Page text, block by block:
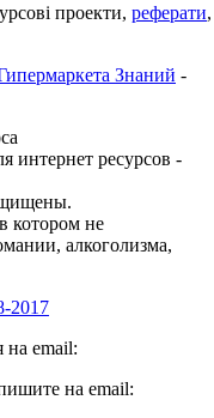
проекти, реферати,
Знаний -
интернет ресурсов -
котором не
алкоголизма,
2017
email:
на email: